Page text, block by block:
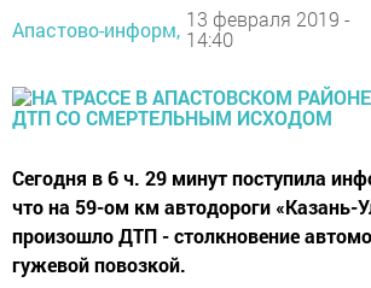
Апастово-информ, 13 февраля 2019 -
14:40
Сегодня в 6 ч. 29 минут поступила
что на 59-ом км автодороги «Казань-
произошло ДТП - столкновение
гужевой повозкой.